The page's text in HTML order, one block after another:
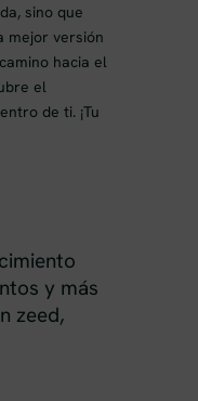
sino que
mejor versión
hacia el
el
de ti. ¡Tu
y más
zeed,